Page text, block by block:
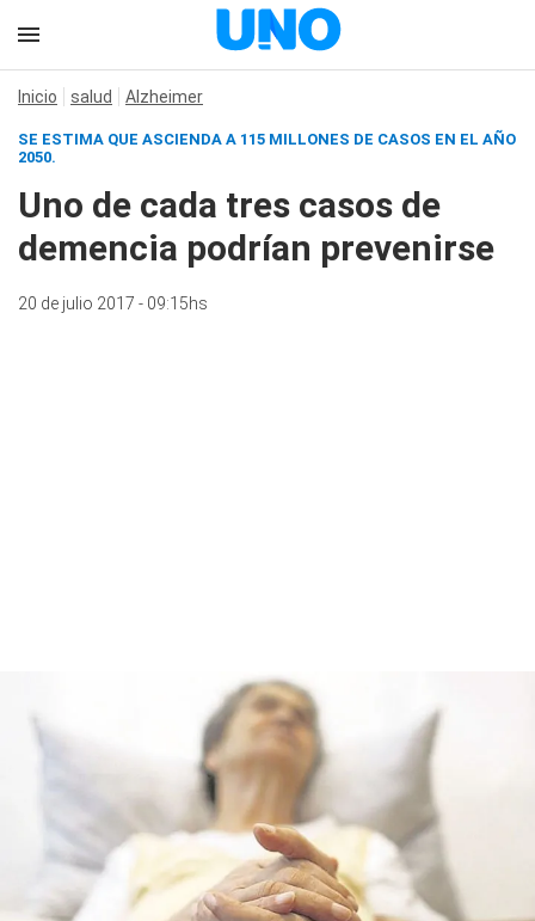
Inicio salud Alzheimer
SE ESTIMA QUE ASCIENDA A 115 MILLONES DE CASOS EN EL AÑO
2050.
Uno de cada tres casos de
demencia podrían prevenirse
20 de julio 2017 - 09:15hs